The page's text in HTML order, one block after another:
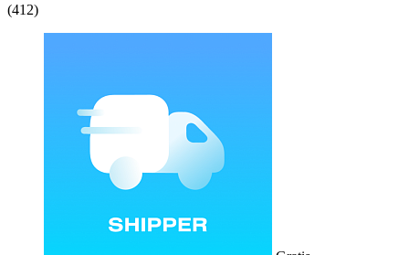
(412)